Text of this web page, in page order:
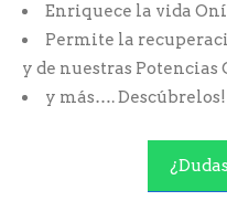
Enriquece la vida
Permite la
y de nuestras
y más…. Descúbrelos!